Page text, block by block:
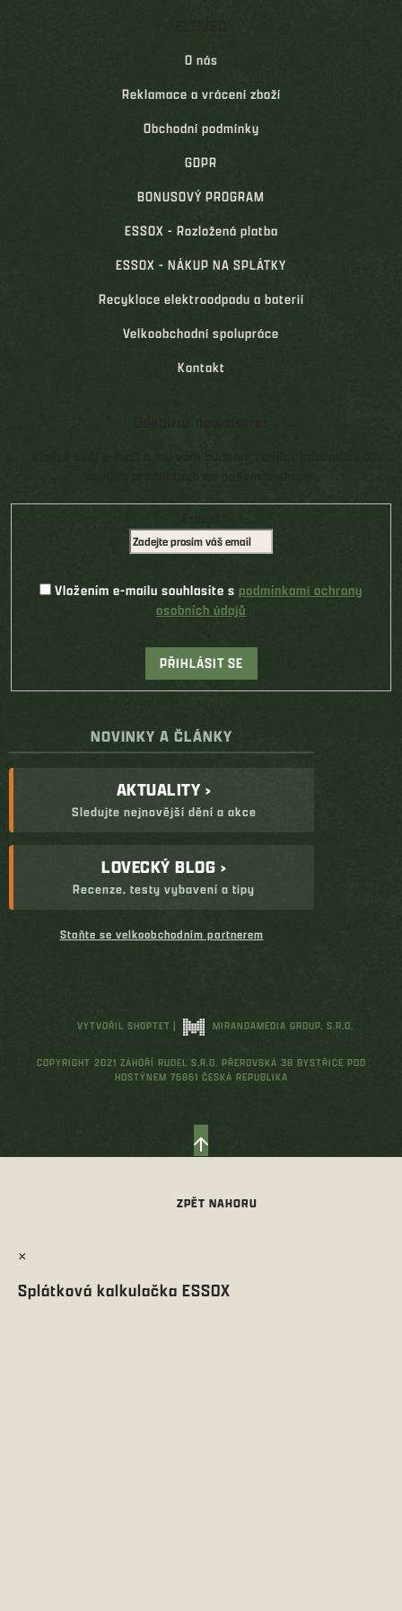
O nás
Reklamace a vrácení zboží
Obchodní podmínky
GDPR
BONUSOVÝ PROGRAM
ESSOX - Rozložená platba
ESSOX - NÁKUP NA SPLÁTKY
Recyklace elektroodpadu a baterií
Velkoobchodní spolupráce
Kontakt
Vložením e-mailu souhlasíte s podmínkami ochrany
osobních údajů
PŘIHLÁSIT SE
NOVINKY A ČLÁNKY
AKTUALITY ›
Sledujte nejnovější dění a akce
LOVECKÝ BLOG ›
Recenze, testy vybavení a tipy
Staňte se velkoobchodním partnerem
VYTVOŘIL SHOPTET | MIRANDAMEDIA GROUP, S.R.O.
COPYRIGHT 2021 ZÁHOŘÍ RUDEL S.R.O. PŘEROVSKÁ 38 BYSTŘICE POD
HOSTÝNEM 76861 ČESKÁ REPUBLIKA
×
Splátková kalkulačka ESSOX